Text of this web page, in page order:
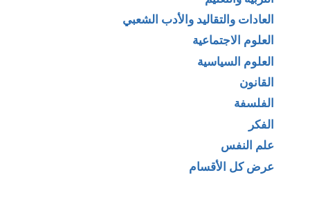
العادات والتقاليد والأدب الشعبي
العلوم الاجتماعية
العلوم السياسية
القانون
الفلسفة
الفكر
علم النفس
عرض كل الأقسام